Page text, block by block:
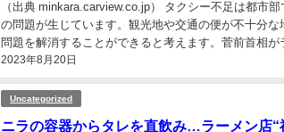
2023年8月20日
（出典 minkara.carview.co.jp） タクシー不足は都市
の問題が生じています。観光地や交通の便が不十分
問題を解消することができると考えます。菅前首相が
んでいることは、全国的な観光振興に大...
Uncategorized
ニラの容器からタレを直飲み…ラーメン店